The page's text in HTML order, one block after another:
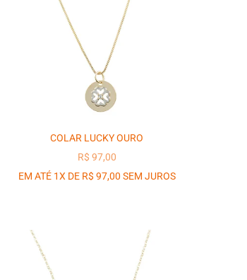
COLAR LUCKY OURO
PREÇO PROMOCIONAL
R$ 97,00
EM ATÉ 1X DE R$ 97,00 SEM JUROS